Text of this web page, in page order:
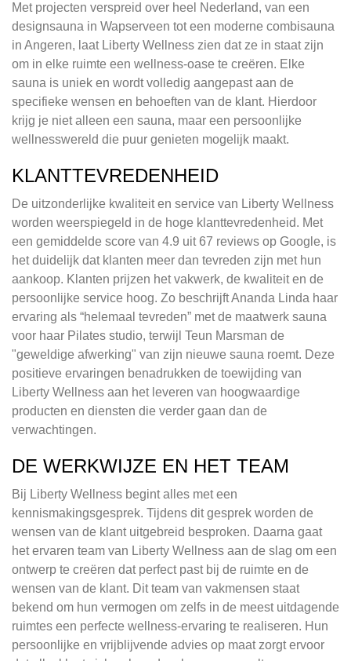
Met projecten verspreid over heel Nederland, van een
designsauna in Wapserveen tot een moderne combisauna
in Angeren, laat Liberty Wellness zien dat ze in staat zijn
om in elke ruimte een wellness-oase te creëren. Elke
sauna is uniek en wordt volledig aangepast aan de
specifieke wensen en behoeften van de klant. Hierdoor
krijg je niet alleen een sauna, maar een persoonlijke
wellnesswereld die puur genieten mogelijk maakt.
KLANTTEVREDENHEID
De uitzonderlijke kwaliteit en service van Liberty Wellness
worden weerspiegeld in de hoge klanttevredenheid. Met
een gemiddelde score van 4.9 uit 67 reviews op Google, is
het duidelijk dat klanten meer dan tevreden zijn met hun
aankoop. Klanten prijzen het vakwerk, de kwaliteit en de
persoonlijke service hoog. Zo beschrijft Ananda Linda haar
ervaring als “helemaal tevreden” met de maatwerk sauna
voor haar Pilates studio, terwijl Teun Marsman de
"geweldige afwerking" van zijn nieuwe sauna roemt. Deze
positieve ervaringen benadrukken de toewijding van
Liberty Wellness aan het leveren van hoogwaardige
producten en diensten die verder gaan dan de
verwachtingen.
DE WERKWIJZE EN HET TEAM
Bij Liberty Wellness begint alles met een
kennismakingsgesprek. Tijdens dit gesprek worden de
wensen van de klant uitgebreid besproken. Daarna gaat
het ervaren team van Liberty Wellness aan de slag om een
ontwerp te creëren dat perfect past bij de ruimte en de
wensen van de klant. Dit team van vakmensen staat
bekend om hun vermogen om zelfs in de meest uitdagende
ruimtes een perfecte wellness-ervaring te realiseren. Hun
persoonlijke en vrijblijvende advies op maat zorgt ervoor